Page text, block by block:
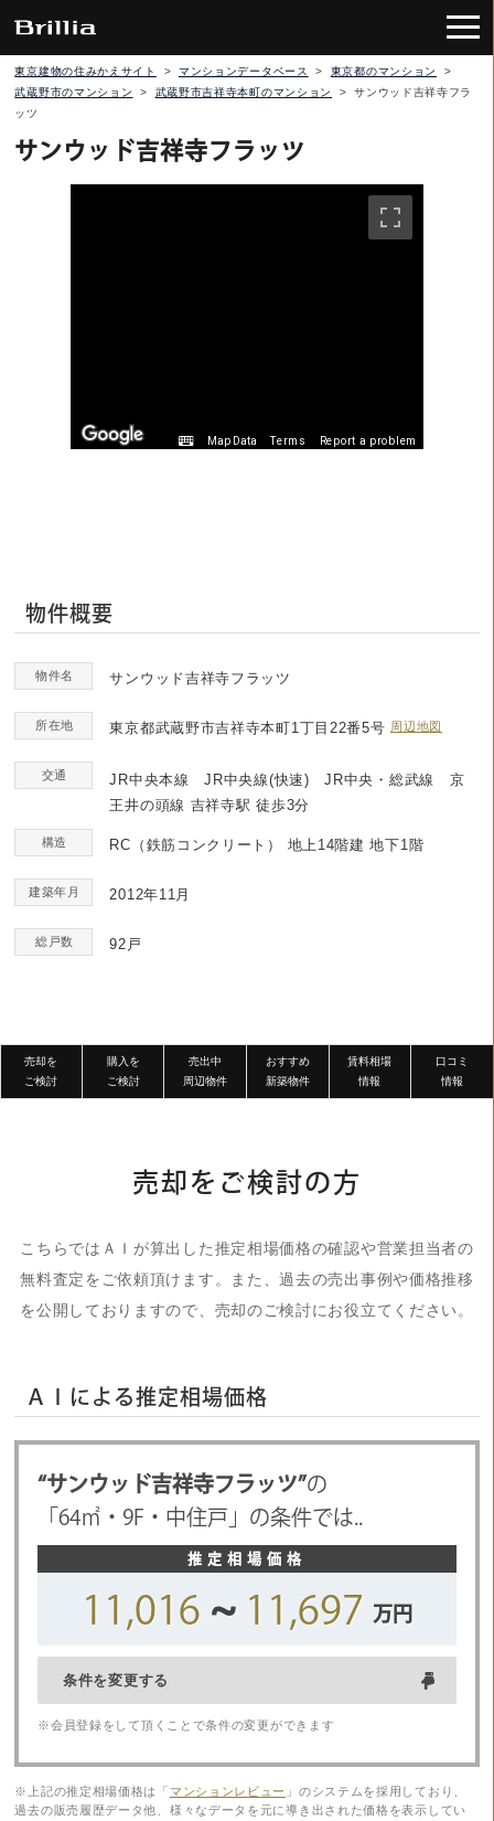
東京建物の住みかえサイト > マンションデータベース > 東京都のマンション
>
武蔵野市のマンション
> 武蔵野市吉祥寺本町のマンション >
サンウッド吉祥寺フラ
ッツ
サンウッド吉祥寺フラッツ
Map Data Terms Report a problem
物件概要
物件名 サンウッド吉祥寺フラッツ
所在地 東京都武蔵野市吉祥寺本町1丁目22番5号 周辺地図
交通
JR中央本線 JR中央線(快速) JR中央・総武線 京
王井の頭線 吉祥寺駅 徒歩3分
構造 RC（鉄筋コンクリート） 地上14階建 地下1階
建築年月 2012年11月
総戸数 92戸
売却を
ご検討
購入を
ご検討
売出中
周辺物件
おすすめ
新築物件
賃料相場
情報
口コミ
情報
売却をご検討の方
こちらではＡＩが算出した推定相場価格の確認や営業担当者の
無料査定をご依頼頂けます。また、過去の売出事例や価格推移
を公開しておりますので、売却のご検討にお役立てください。
ＡＩによる推定相場価格
“サンウッド吉祥寺フラッツ”の
「64㎡・ 9F ・ 中住戸 」の条件では..
11,016 ~ 11,697 万円
条件を変更する
※会員登録をして頂くことで条件の変更ができます
※上記の推定相場価格は「 マンションレビュー 」のシステムを採用しており、
過去の販売履歴データ他、様々なデータを元に導き出された価格を表示してい